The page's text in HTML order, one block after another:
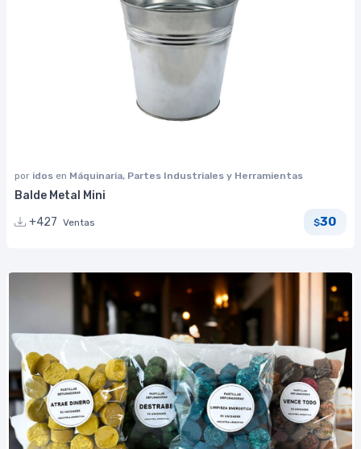
por idos en Máquinaria, Partes Industriales y Herramientas
Balde Metal Mini
+427 Ventas $30